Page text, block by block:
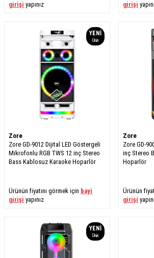
girişi yapınız
girişi
YENI
Ürün
Zore
Zore GD-9012 Dijital LED Göstergeli
Mikrofonlu RGB TWS 12 inç Stereo
Bass Kablosuz Karaoke Hoparlör
Ürünün fiyatını görmek için bayi
girişi yapınız
Zore
Zore GD-
inç Stereo
Hoparlör
Ürünün
girişi
YENI
Ürün